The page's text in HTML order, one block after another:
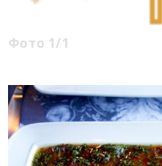
Фото 1/1